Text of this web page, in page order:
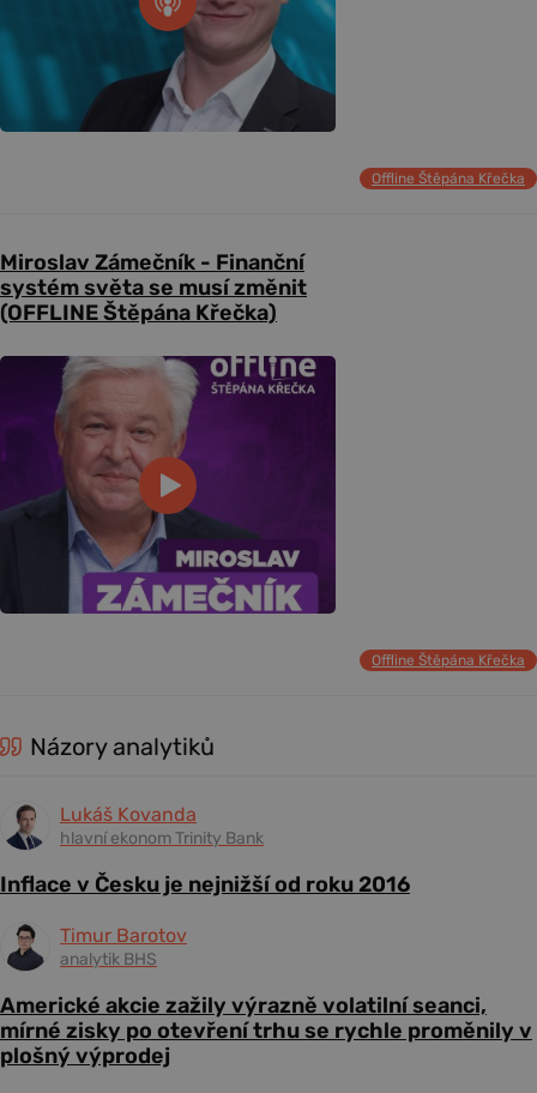
Offline Štěpána Křečka
Miroslav Zámečník - Finanční
systém světa se musí změnit
(OFFLINE Štěpána Křečka)
Offline Štěpána Křečka
Názory analytiků
Lukáš Kovanda
hlavní ekonom Trinity Bank
Inflace v Česku je nejnižší od roku 2016
Timur Barotov
analytik BHS
Americké akcie zažily výrazně volatilní seanci,
mírné zisky po otevření trhu se rychle proměnily v
plošný výprodej